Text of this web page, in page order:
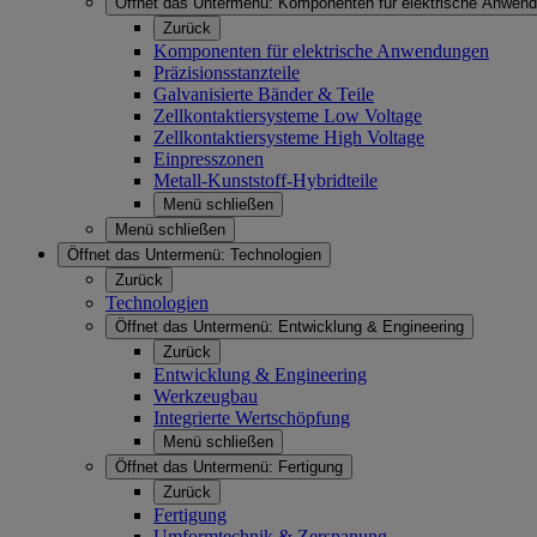
Zurück
Komponenten für elektrische Anwendungen
Präzisionsstanzteile
Galvanisierte Bänder & Teile
Zellkontaktiersysteme Low Voltage
Zellkontaktiersysteme High Voltage
Einpresszonen
Metall-Kunststoff-Hybridteile
Menü schließen
Menü schließen
Öffnet das Untermenü: Technologien
Zurück
Technologien
Öffnet das Untermenü: Entwicklung & Engineering
Zurück
Entwicklung & Engineering
Werkzeugbau
Integrierte Wertschöpfung
Menü schließen
Öffnet das Untermenü: Fertigung
Zurück
Fertigung